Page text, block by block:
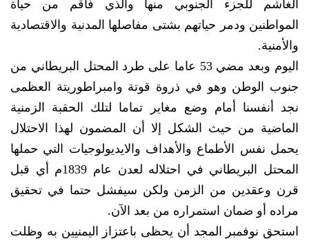
الغاشم للجزء الجنوبي منها والذي فاقم من حياة
المواطنين ودمر حياتهم بشتى مفاصلها المدنية والاقتصادية
والأمنية.
اليوم وبعد مضي 53 عاما على طرد المحتل البريطاني من
جنوب الوطن وهو في ذروة قوتة وامبراطوريتة العظمى
نجد أنفسنا أمام وضع مغاير تماما لتلك الحقبة الزمنية
الماضية من حيث الشكل إلا أن المضمون لهذا الاحتلال
يحمل نفس الأطماع والأهداف والايديولوجيات التي حملها
المحتل البريطاني في احتلاله لعدن عام 1839م أي قبل
قرن وعقدين من الزمن ولكن سيفشل حتما في تحقيق
مراده أو ضمان استمراره من بعد الآن.
استحق نوفمبر المجد أن يحظى باعتزاز اليمنيين به وظلت